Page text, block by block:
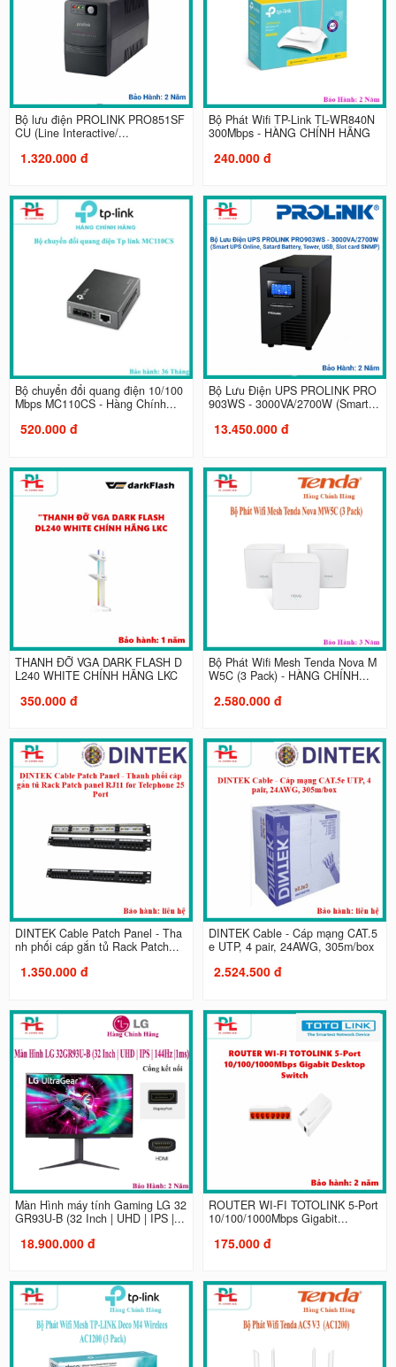
Bộ lưu điện PROLINK PRO851SF
CU (Line Interactive/...
1.320.000 đ
Bộ Phát Wifi TP-Link TL-WR840N
300Mbps - HÀNG CHÍNH HÃNG
240.000 đ
Bộ chuyển đổi quang điện 10/100
Mbps MC110CS - Hàng Chính...
520.000 đ
Bộ Lưu Điện UPS PROLINK PRO
903WS - 3000VA/2700W (Smart...
13.450.000 đ
THANH ĐỠ VGA DARK FLASH D
L240 WHITE CHÍNH HÃNG LKC
350.000 đ
Bộ Phát Wifi Mesh Tenda Nova M
W5C (3 Pack) - HÀNG CHÍNH...
2.580.000 đ
DINTEK Cable Patch Panel - Tha
nh phối cáp gắn tủ Rack Patch...
1.350.000 đ
DINTEK Cable - Cáp mạng CAT.5
e UTP, 4 pair, 24AWG, 305m/box
2.524.500 đ
Màn Hình máy tính Gaming LG 32
GR93U-B (32 Inch | UHD | IPS |...
18.900.000 đ
ROUTER WI-FI TOTOLINK 5-Port
10/100/1000Mbps Gigabit...
175.000 đ